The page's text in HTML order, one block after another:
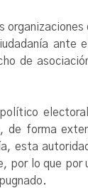
ante
de
de forma
esta
por lo que